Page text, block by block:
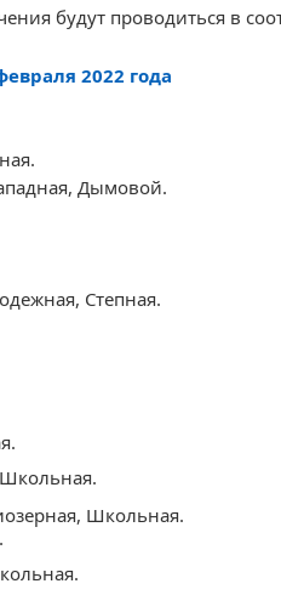
будут проводиться в
2022 года
Дымовой.
Степная.
Школьная.